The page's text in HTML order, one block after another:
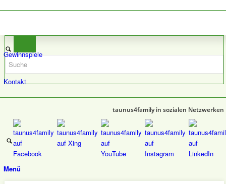
Gewinnspiele
Kontakt
Menü
taunus4family in sozialen Netzwerken